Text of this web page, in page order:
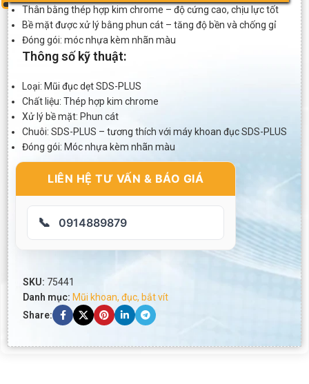
Thân bằng thép hợp kim chrome – độ cứng cao, chịu lực tốt
Bề mặt được xử lý bằng phun cát – tăng độ bền và chống gỉ
Đóng gói: móc nhựa kèm nhãn màu
Thông số kỹ thuật:
Loại: Mũi đục dẹt SDS-PLUS
Chất liệu: Thép hợp kim chrome
Xử lý bề mặt: Phun cát
Chuôi: SDS-PLUS – tương thích với máy khoan đục SDS-PLUS
Đóng gói: Móc nhựa kèm nhãn màu
LIÊN HỆ TƯ VẤN & BÁO GIÁ
📞 0914889879
SKU: 75441
Danh mục: Mũi khoan, đục, bắt vít
Share: